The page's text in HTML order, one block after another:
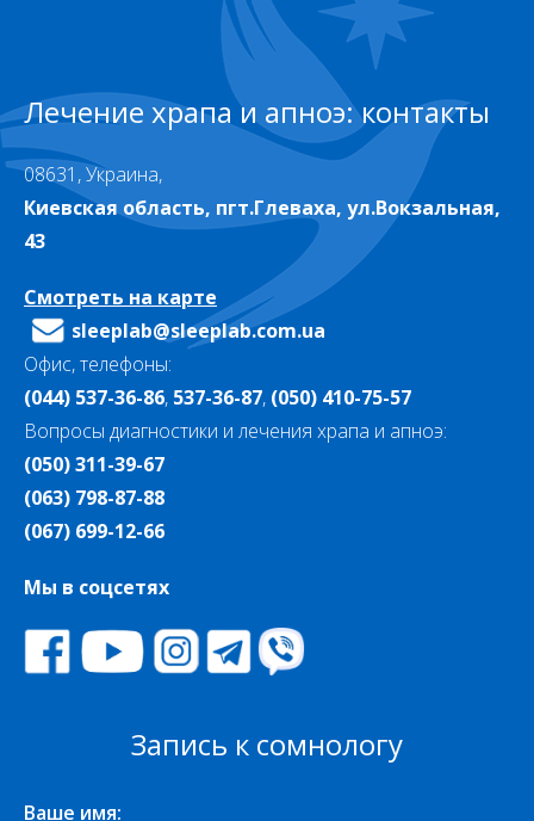
Лечение храпа и апноэ: контакты
08631, Украина,
Киевская область, пгт.Глеваха, ул.Вокзальная,
43
Смотреть на карте
sleeplab@sleeplab.com.ua
Офис, телефоны:
(044) 537-36-86, 537-36-87, (050) 410-75-57
Вопросы диагностики и лечения храпа и апноэ:
(050) 311-39-67
(063) 798-87-88
(067) 699-12-66
Мы в соцсетях
Запись к сомнологу
Ваше имя: